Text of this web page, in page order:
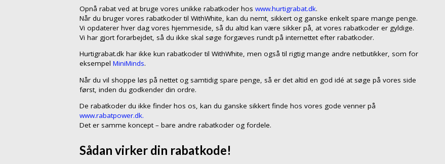
Opnå rabat ved at bruge vores unikke rabatkoder hos www.hurtigrabat.dk.
Når du bruger vores rabatkoder til WithWhite, kan du nemt, sikkert og ganske enkelt spare mange penge.
Vi opdaterer hver dag vores hjemmeside, så du altid kan være sikker på, at vores rabatkoder er gyldige.
Vi har gjort forarbejdet, så du ikke skal søge forgæves rundt på internettet efter rabatkoder.
Hurtigrabat.dk har ikke kun rabatkoder til WithWhite, men også til rigtig mange andre netbutikker, som for
eksempel MiniMinds.
Når du vil shoppe løs på nettet og samtidig spare penge, så er det altid en god idé at søge på vores side
først, inden du godkender din ordre.
De rabatkoder du ikke finder hos os, kan du ganske sikkert finde hos vores gode venner på
www.rabatpower.dk.
Det er samme koncept – bare andre rabatkoder og fordele.
Sådan virker din rabatkode!